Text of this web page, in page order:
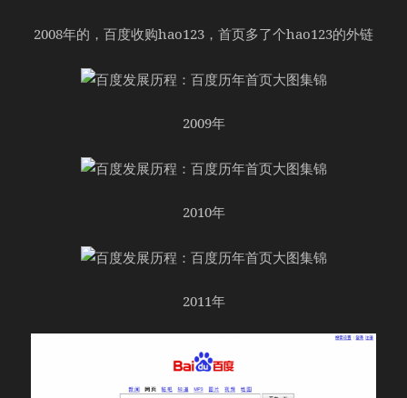
2008年的，百度收购hao123，首页多了个hao123的外链
2009年
2010年
2011年